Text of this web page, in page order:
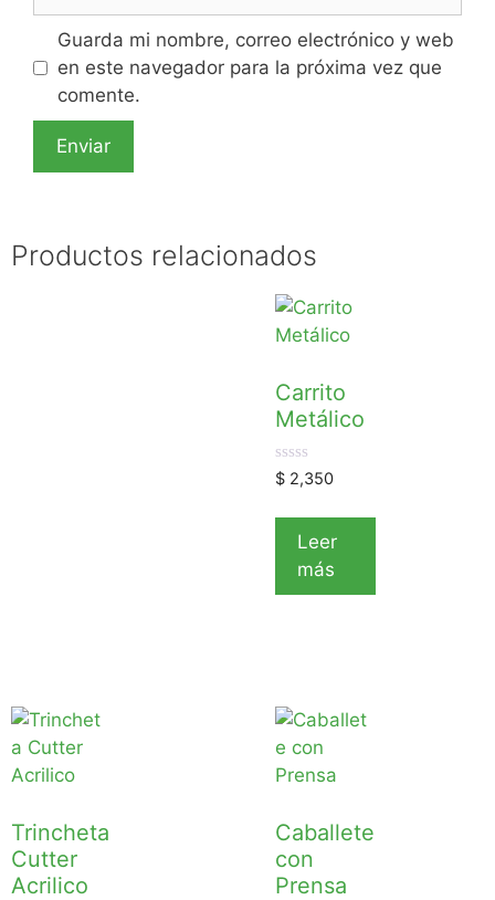
Guarda mi nombre, correo electrónico y web
en este navegador para la próxima vez que
comente.
Productos relacionados
Carrito
Metálico
0
d
5
$ 2,350
Leer
más
Trincheta
Cutter
Acrilico
Caballete
con
Prensa